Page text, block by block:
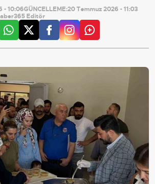
- 10:06GÜNCELLEME:20 Temmuz 2026 - 11:03
Editör